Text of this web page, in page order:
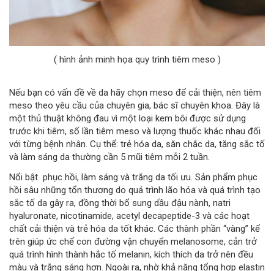
( hình ảnh minh họa quy trình tiêm meso )
Nếu bạn có vấn đề về da hãy chọn meso để cải thiện, nên tiêm
meso theo yêu cầu của chuyên gia, bác sĩ chuyên khoa. Đây là
một thủ thuật không đau vì một loại kem bôi được sử dụng
trước khi tiêm, số lần tiêm meso và lượng thuốc khác nhau đối
với từng bệnh nhân. Cụ thể: trẻ hóa da, săn chắc da, tăng sắc tố
và làm sáng da thường cần 5 mũi tiêm mỗi 2 tuần.
Nổi bật phục hồi, làm sáng và trắng da tối ưu. Sản phẩm phục
hồi sâu những tổn thương do quá trình lão hóa và quá trình tạo
sắc tố da gây ra, đồng thời bổ sung dầu đậu nành, natri
hyaluronate, nicotinamide, acetyl decapeptide-3 và các hoạt
chất cải thiện và trẻ hóa da tốt khác. Các thành phần “vàng” kể
trên giúp ức chế con đường vận chuyển melanosome, cản trở
quá trình hình thành hắc tố melanin, kích thích da trở nên đều
màu và trắng sáng hơn. Ngoài ra, nhờ khả năng tổng hợp elastin